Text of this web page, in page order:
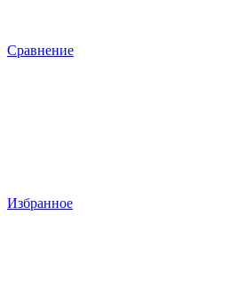
Сравнение
Избранное